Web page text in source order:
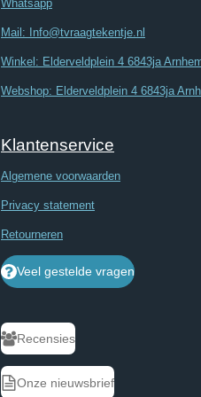
Whatsapp
Mail: Info@tvraagtekentje.nl
Winkel: Elderveldplein 4 6843ja
Webshop: Elderveldplein 4 6843ja
Klantenservice
Algemene voorwaarden
Privacy statement
Retourneren
Veel gestelde vragen
Recensies
Onze nieuwsbrief